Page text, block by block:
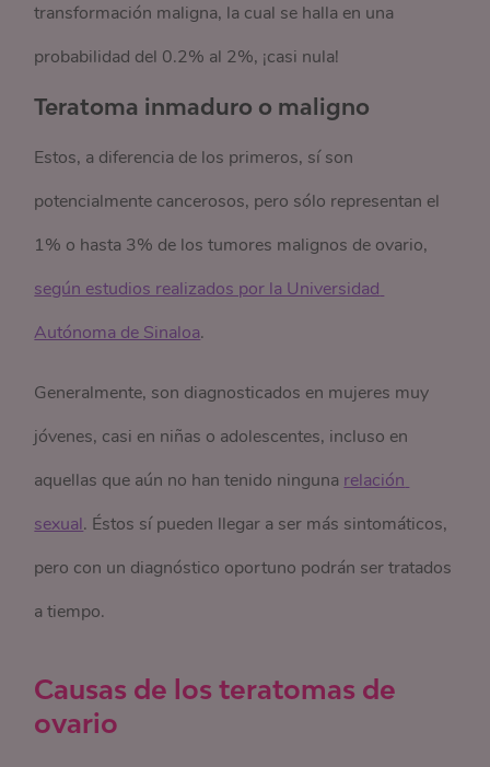
transformación maligna, la cual se halla en una
probabilidad del 0.2% al 2%, ¡casi nula!
Teratoma inmaduro o maligno
Estos, a diferencia de los primeros, sí son
potencialmente cancerosos, pero sólo representan el
1% o hasta 3% de los tumores malignos de ovario,
según estudios realizados por la Universidad
Autónoma de Sinaloa.
Generalmente, son diagnosticados en mujeres muy
jóvenes, casi en niñas o adolescentes, incluso en
aquellas que aún no han tenido ninguna relación
sexual. Éstos sí pueden llegar a ser más sintomáticos,
pero con un diagnóstico oportuno podrán ser tratados
a tiempo.
Causas de los teratomas de
ovario